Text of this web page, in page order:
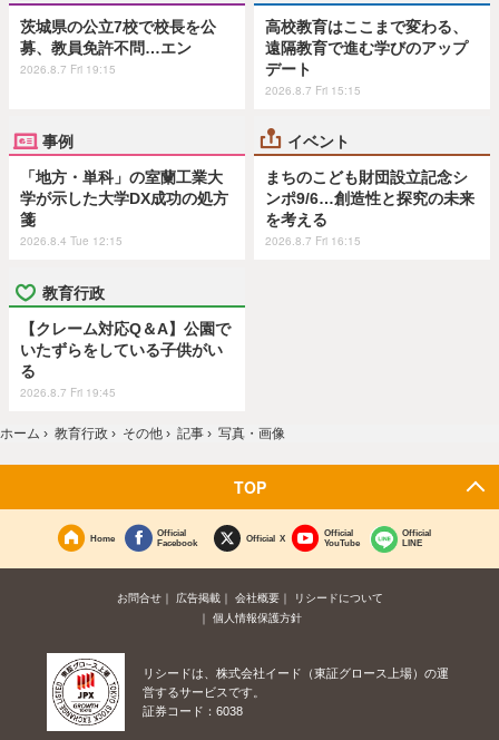
茨城県の公立7校で校長を公
募、教員免許不問…エン
2026.8.7 Fri 19:15
高校教育はここまで変わる、
遠隔教育で進む学びのアップ
デート
2026.8.7 Fri 15:15
事例
「地方・単科」の室蘭工業大
学が示した大学DX成功の処方
箋
2026.8.4 Tue 12:15
イベント
まちのこども財団設立記念シ
ンポ9/6…創造性と探究の未来
を考える
2026.8.7 Fri 16:15
教育行政
【クレーム対応Q＆A】公園で
いたずらをしている子供がい
る
2026.8.7 Fri 19:45
ホーム › 教育行政 › その他 › 記事 › 写真・画像
TOP
Home
Official
Facebook
Official X
Official
YouTube
Official
LINE
お問合せ 広告掲載 会社概要
リシードについて
個人情報保護方針
リシードは、株式会社イード（東証グロース上場）の運
営するサービスです。
証券コード：6038